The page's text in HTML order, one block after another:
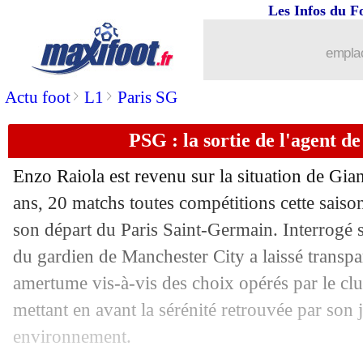
Actu foot> L1 > Paris SG
Les Infos du
PSG : la sortie de l'agent
Enzo Raiola est revenu sur la situation de
ans, 20 matchs toutes compétitions cette
son départ du Paris Saint-Germain. Interrogé
du gardien de Manchester City a laissé
amertume vis-à-vis des choix opérés par le
mettant en avant la sérénité retrouvée par
environnement.
Espagne
31/12 Lyon
31/12 Atletico: Alvarez, Cerezo ne doute
31/12 Bayern : Goretzka se verrait bien au
31/12 Real: coup d'arrêt pour Mbappé
31/12 Lyon: Fonseca défavorable au départ
31/12 Nice: prêt cassé pour Bah ?
31/12 Breda: c'est signé pour André Ayew